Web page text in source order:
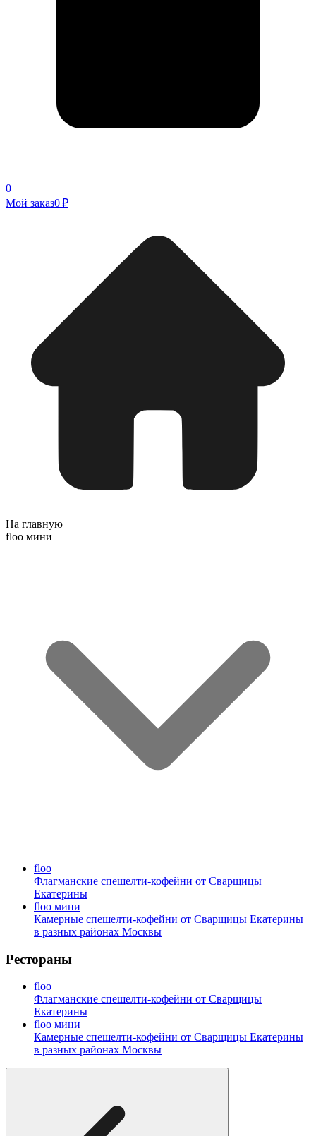
0
Мой заказ0 ₽
На главную
floo мини
floo
Флагманские спешелти-кофейни от Сварщицы
Екатерины
floo мини
Камерные спешелти-кофейни от Сварщицы Екатерины
в разных районах Москвы
Рестораны
floo
Флагманские спешелти-кофейни от Сварщицы
Екатерины
floo мини
Камерные спешелти-кофейни от Сварщицы Екатерины
в разных районах Москвы